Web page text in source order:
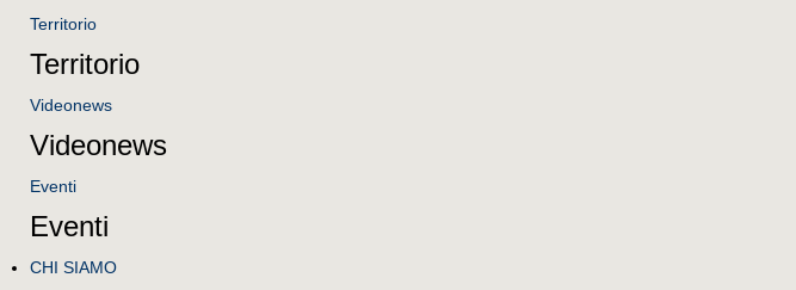
Territorio
Territorio
Videonews
Videonews
Eventi
Eventi
CHI SIAMO